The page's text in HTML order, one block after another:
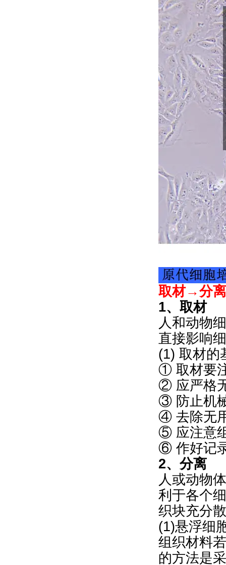
取材→分
1、取材
人和动物
直接影响
(1) 取材的
① 取材要
② 应严格
③ 防止机
④ 去除无
⑤ 应注意
⑥ 作好记
2、分离
人或动物
利于各个
织块充分
(1)悬浮细
组织材料
的方法是